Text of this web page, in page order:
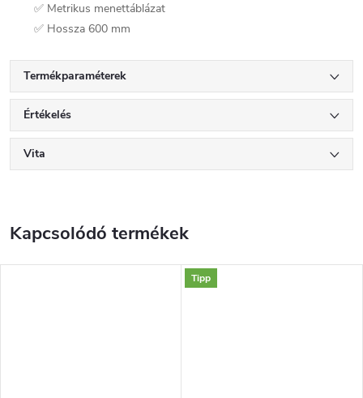
✅ Metrikus menettáblázat
✅ Hossza 600 mm
Termékparaméterek
Értékelés
Vita
Kapcsolódó termékek
Tipp